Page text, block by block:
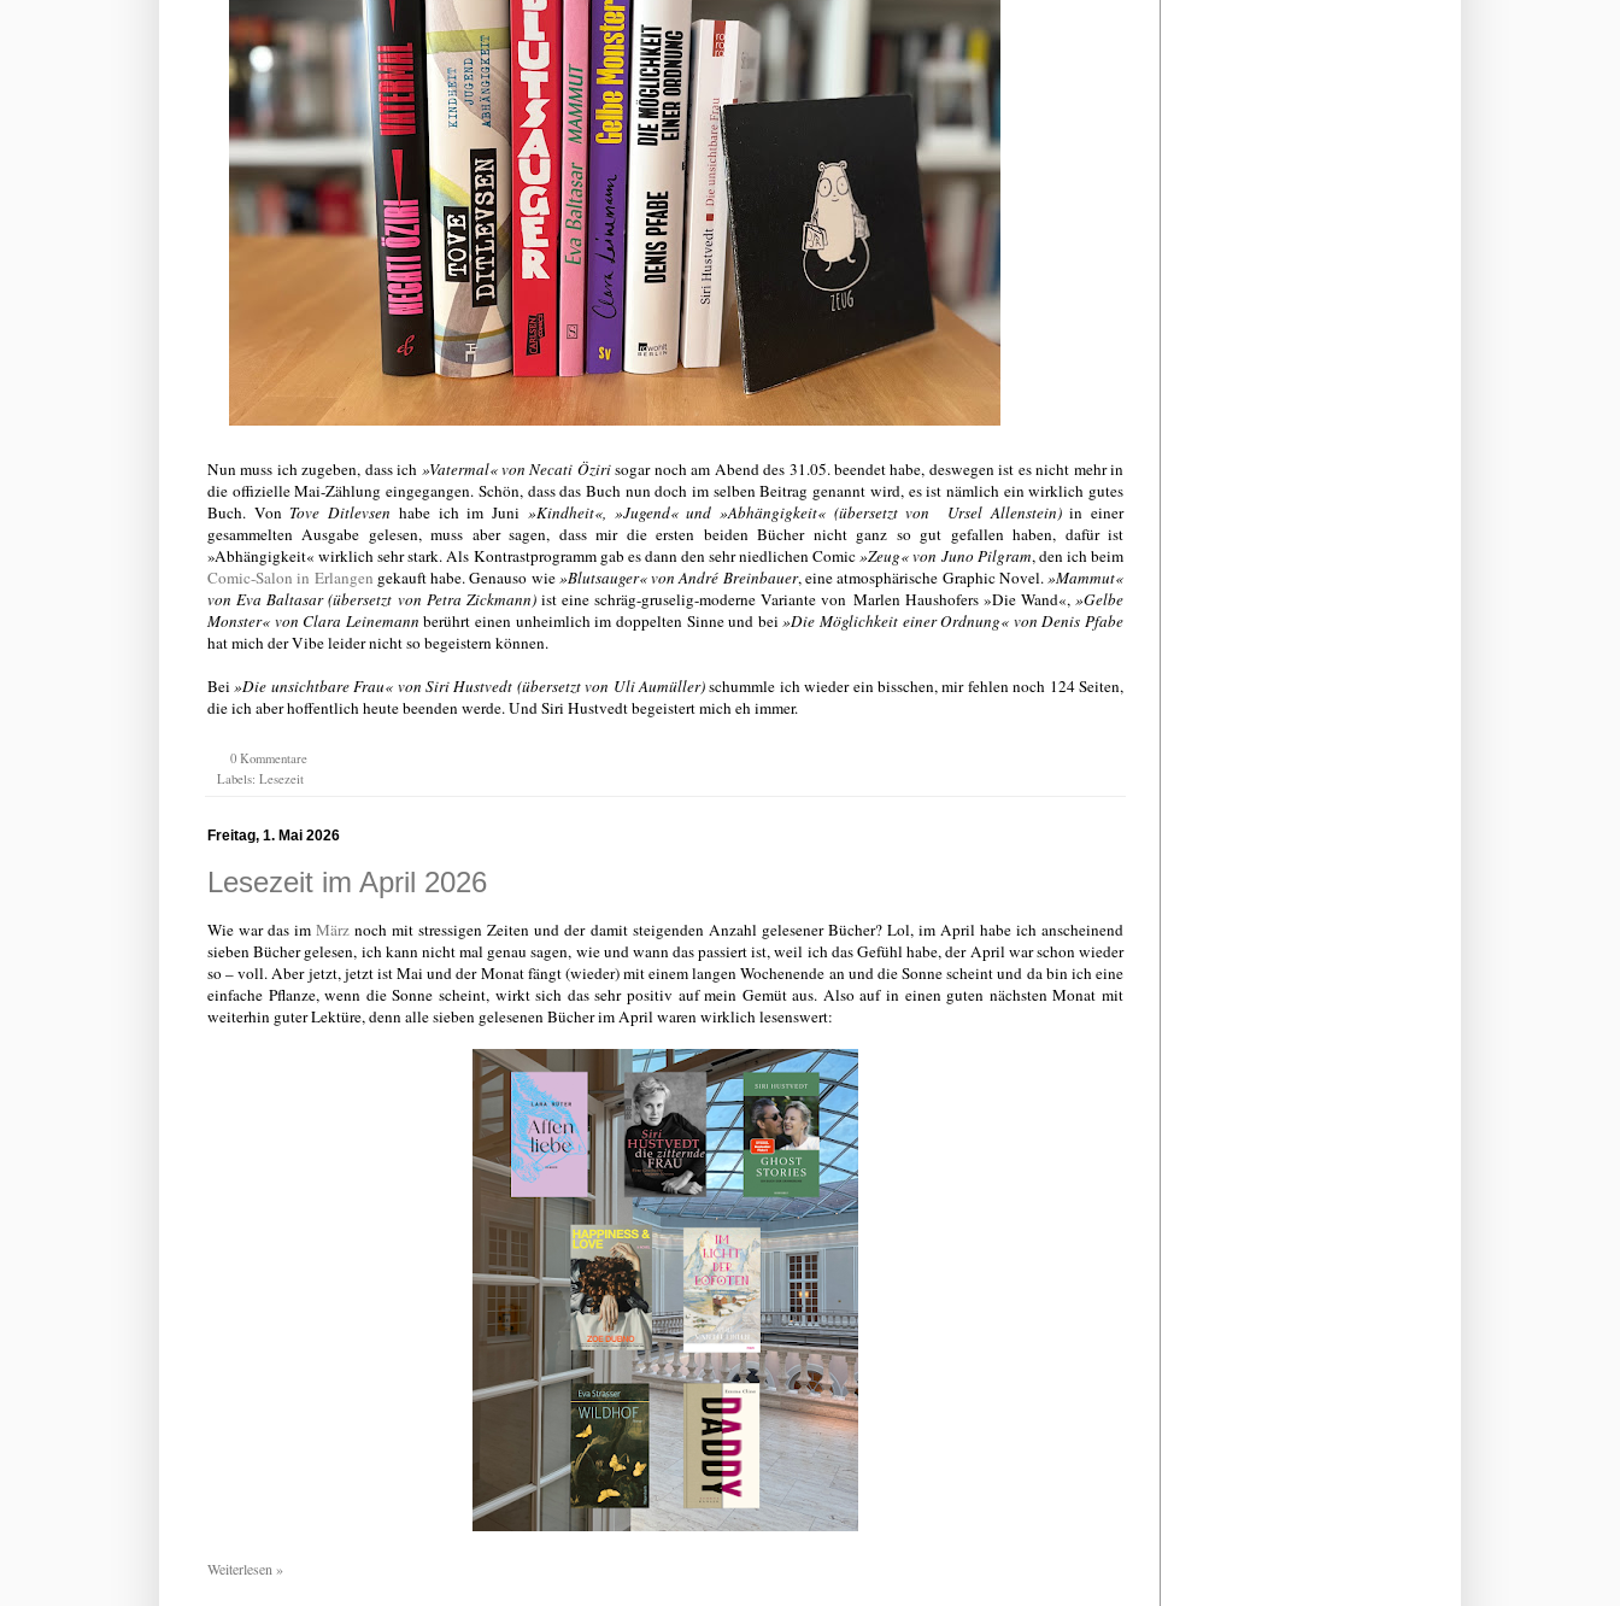
Nun muss ich zugeben, dass ich »Vatermal« von Necati Özirisogar noch am Abend des 31.05. beendet habe, deswegen ist es nicht mehr in
die offizielle Mai-Zählung eingegangen. Schön, dass das Buch nun doch im selben Beitrag genannt wird, es ist nämlich ein wirklich gutes
Buch. Von Tove Ditlevsen habe ich im Juni »Kindheit«, »Jugend« und »Abhängigkeit« (übersetzt von Ursel Allenstein)in einer
gesammelten Ausgabe gelesen, muss aber sagen, dass mir die ersten beiden Bücher nicht ganz so gut gefallen haben, dafür ist
»Abhängigkeit« wirklich sehr stark. Als Kontrastprogramm gab es dann den sehr niedlichen Comic»Zeug« von Juno Pilgram, den ich beim
Comic-Salon in Erlangen gekauft habe. Genauso wie»Blutsauger« von André Breinbauer, eine atmosphärische Graphic Novel.»Mammut«
von Eva Baltasar (übersetzt von Petra Zickmann)ist eine schräg-gruselig-moderne Variante von Marlen Haushofers »Die Wand«, »Gelbe
Monster« von Clara Leinemann berührt einen unheimlich im doppelten Sinne und bei»Die Möglichkeit einer Ordnung« von Denis Pfabe
hat mich der Vibe leider nicht so begeistern können.
Bei»Die unsichtbare Frau« von Siri Hustvedt (übersetzt von Uli Aumüller)schummle ich wieder ein bisschen, mir fehlen noch 124 Seiten,
die ich aber hoffentlich heute beenden werde. Und Siri Hustvedt begeistert mich eh immer.
0 Kommentare
Labels: Lesezeit
Freitag, 1. Mai 2026
Lesezeit im April 2026
Wie war das imMärz noch mit stressigen Zeiten und der damit steigenden Anzahl gelesener Bücher? Lol, im April habe ich anscheinend
sieben Bücher gelesen, ich kann nicht mal genau sagen, wie und wann das passiert ist, weil ich das Gefühl habe, der April war schon wieder
so – voll. Aber jetzt, jetzt ist Mai und der Monat fängt (wieder) mit einem langen Wochenende an und die Sonne scheint und da bin ich eine
einfache Pflanze, wenn die Sonne scheint, wirkt sich das sehr positiv auf mein Gemüt aus. Also auf in einen guten nächsten Monat mit
weiterhin guter Lektüre, denn alle sieben gelesenen Bücher im April waren wirklich lesenswert:
Weiterlesen »